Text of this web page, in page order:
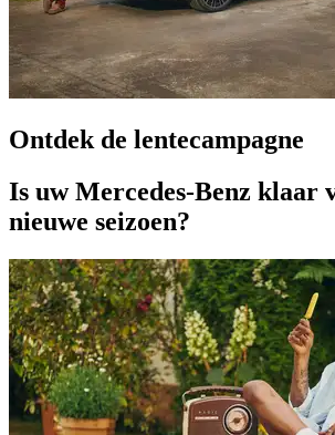
Ontdek de lentecampagne
Is uw Mercedes-Benz klaar
nieuwe seizoen?